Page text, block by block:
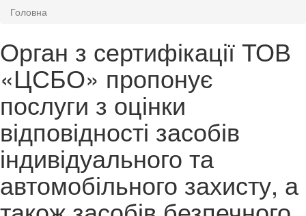
Головна
Орган з сертифікації ТОВ
«ЦСБО» пропонує
послуги з оцінки
відповідності засобів
індивідуального та
автомобільного захисту, а